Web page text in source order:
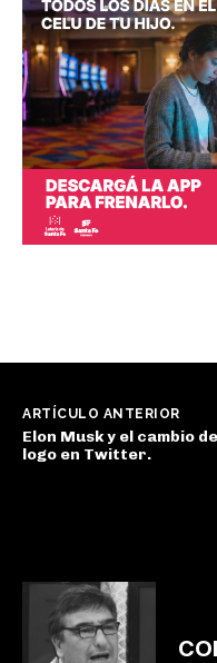
ARTÍCULO ANTERIOR
Elon Musk y el cambio de
logo en Twitter.